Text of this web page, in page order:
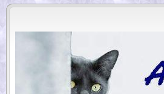
.